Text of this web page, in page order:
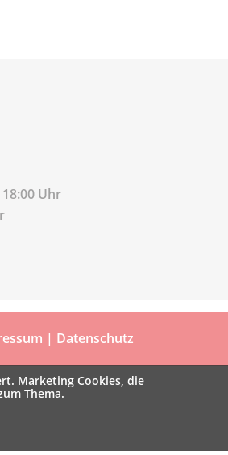
Uhr
| Datenschutz
Marketing Cookies, die
Thema.